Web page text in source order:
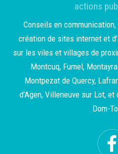
actions
Conseils en
création de sites internet et
sur les viles et villages de
Montcuq, Fumel,
Montpezat de Quercy,
d’Agen, Villeneuve sur Lot,
Dom-